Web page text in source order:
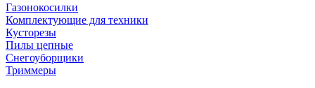
Газонокосилки
Комплектующие для техники
Кусторезы
Пилы цепные
Снегоуборщики
Триммеры